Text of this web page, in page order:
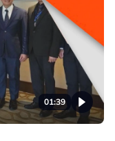
01:39